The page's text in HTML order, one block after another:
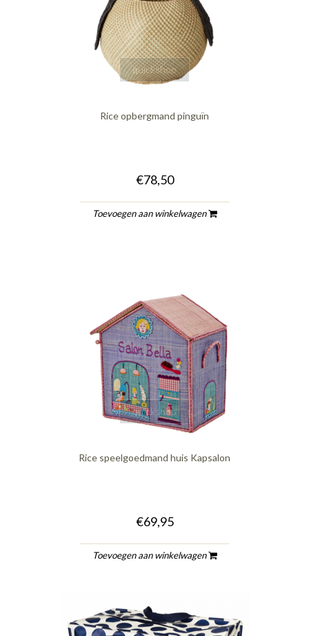
quickshop
Rice opbergmand pinguïn
€78,50
Toevoegen aan winkelwagen
quickshop
Rice speelgoedmand huis Kapsalon
€69,95
Toevoegen aan winkelwagen